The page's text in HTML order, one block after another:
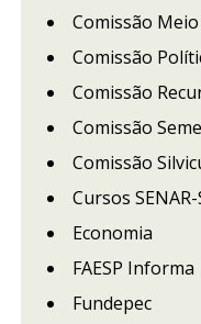
Comissão
Comissão
Comissão
Comissão
Comissão
Cursos SENAR-
Economia
FAESP Informa
Fundepec